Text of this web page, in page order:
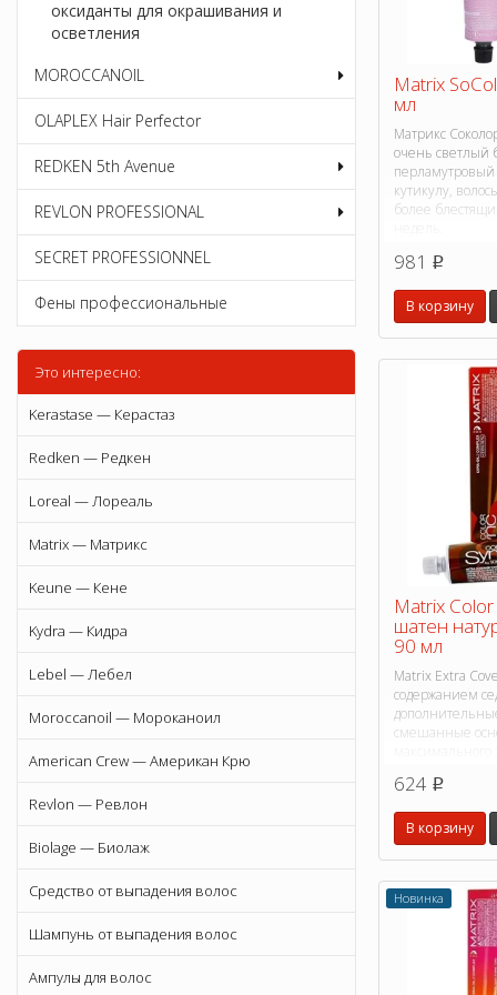
оксиданты для окрашивания и
осветления
MOROCCANOIL
OLAPLEX Hair Perfector
REDKEN 5th Avenue
REVLON PROFESSIONAL
SECRET PROFESSIONNEL
Фены профессиональные
Это интересно:
Kerastase — Керастаз
Redken — Редкен
Loreal — Лореаль
Matrix — Матрикс
Keune — Кене
Kydra — Кидра
Lebel — Лебел
Moroccanoil — Мороканоил
American Crew — Американ Крю
Revlon — Ревлон
Biolage — Биолаж
Средство от выпадения волос
Шампунь от выпадения волос
Ампулы для волос
Matrix
мл
Матрикс
очень светлый
перламутровый
кутикулу,
более
981 p
В корзину
Matrix
шатен
90 мл
Matrix Extra
содержанием
смешанные
волосами от
окрашивания.
624 p
В корзину
Новинка